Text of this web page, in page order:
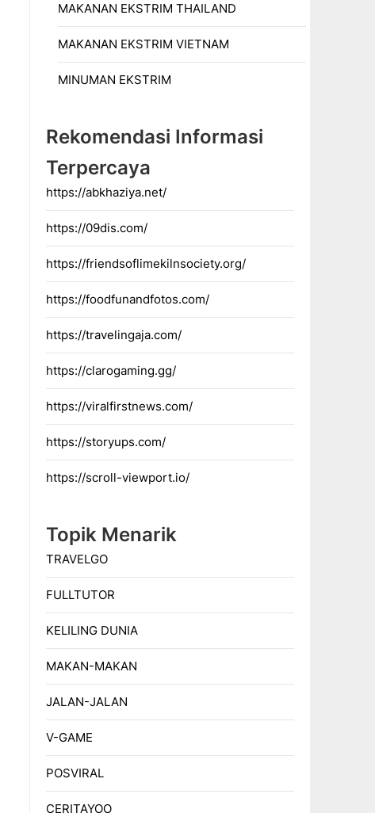
MAKANAN EKSTRIM THAILAND
MAKANAN EKSTRIM VIETNAM
MINUMAN EKSTRIM
Rekomendasi Informasi
Terpercaya
https://abkhaziya.net/
https://09dis.com/
https://friendsoflimekilnsociety.org/
https://foodfunandfotos.com/
https://travelingaja.com/
https://clarogaming.gg/
https://viralfirstnews.com/
https://storyups.com/
https://scroll-viewport.io/
Topik Menarik
TRAVELGO
FULLTUTOR
KELILING DUNIA
MAKAN-MAKAN
JALAN-JALAN
V-GAME
POSVIRAL
CERITAYOO